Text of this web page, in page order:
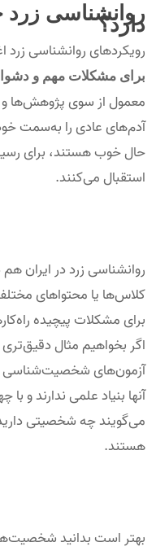
روانشناسی
دارد؟
رویکردهای روانشناسی
برای مشکلات مهم و
معمول از سوی پژوهش‌ها و
آدم‌های عادی را به‌سمت
حال خوب هستند، برای
استقبال می‌کنند.
روانشناسی زرد در ایران
کلاس‌ها یا محتواهای
برای مشکلات پیچیده
اگر بخواهیم مثال دقیق‌تری
آزمون‌های شخصیت‌شناسی
آنها بنیاد علمی ندارند و
می‌گویند چه شخصیتی
هستند.